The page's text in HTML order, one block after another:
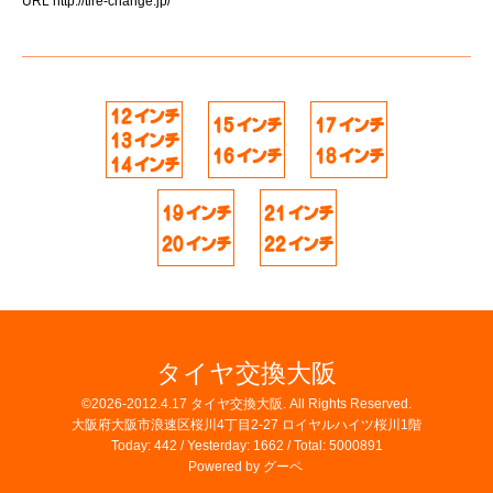
タイヤ交換大阪
©2026-2012.4.17 タイヤ交換大阪 . All Rights Reserved.
大阪府大阪市浪速区桜川4丁目2-27 ロイヤルハイツ桜川1階
Today: 442 / Yesterday: 1662 / Total: 5000891
Powered by グーペ